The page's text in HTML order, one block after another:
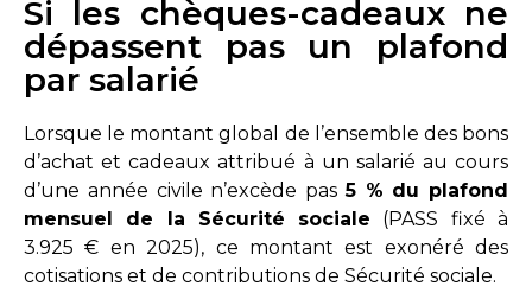
Si les chèques-cadeaux ne
dépassent pas un plafond
par salarié
Lorsque le montant global de l’ensemble des bons
d’achat et cadeaux attribué à un salarié au cours
d’une année civile n’excède pas5 % du plafond
mensuel de la Sécurité sociale (PASS fixé à
3.925 € en 2025), ce montant est exonéré des
cotisations et de contributions de Sécurité sociale.